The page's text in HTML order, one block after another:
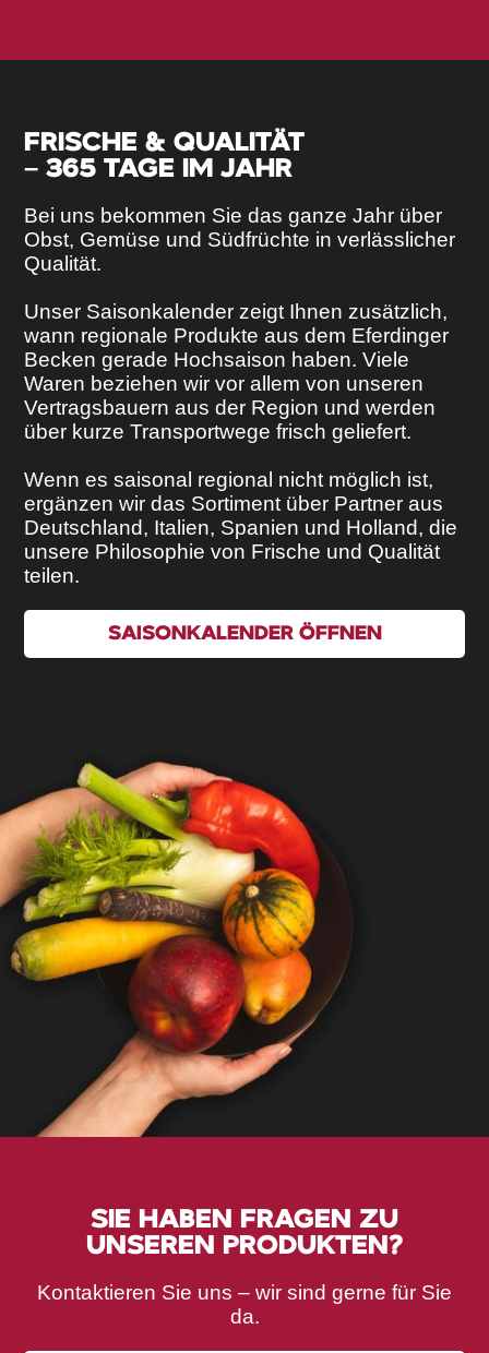
FRISCHE & QUALITÄT
– 365 TAGE IM JAHR
Bei uns bekommen Sie das ganze Jahr über
Obst, Gemüse und Südfrüchte in verlässlicher
Qualität.
Unser Saisonkalender zeigt Ihnen zusätzlich,
wann regionale Produkte aus dem Eferdinger
Becken gerade Hochsaison haben. Viele
Waren beziehen wir vor allem von unseren
Vertragsbauern aus der Region und werden
über kurze Transportwege frisch geliefert.
Wenn es saisonal regional nicht möglich ist,
ergänzen wir das Sortiment über Partner aus
Deutschland, Italien, Spanien und Holland, die
unsere Philosophie von Frische und Qualität
teilen.
SAISONKALENDER ÖFFNEN
SIE HABEN FRAGEN ZU
UNSEREN PRODUKTEN?
Kontaktieren Sie uns – wir sind gerne für Sie
da.